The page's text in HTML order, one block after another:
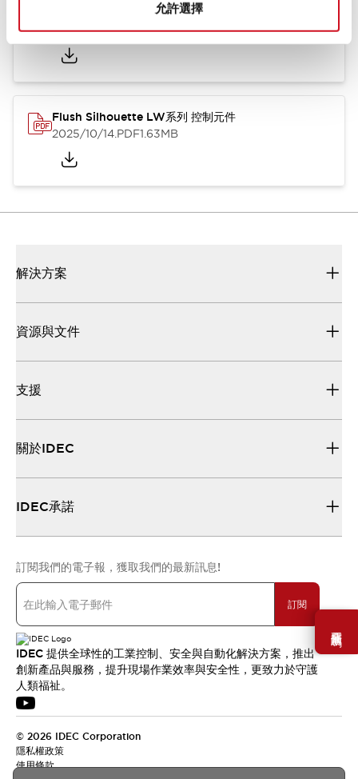
允許選擇
需要幫助嗎？
Flush Silhouette LW系列 控制元件 (英文版)
2025/09/19.PDF1.23MB
Flush Silhouette LW系列 控制元件
2025/10/14.PDF1.63MB
解決方案
資源與文件
支援
關於IDEC
IDEC承諾
訂閱我們的電子報，獲取我們的最新訊息!
訂閱
IDEC 提供全球性的工業控制、安全與自動化解決方案，推出
創新產品與服務，提升現場作業效率與安全性，更致力於守護
人類福祉。
© 2026 IDEC Corporation
隱私權政策
使用條款